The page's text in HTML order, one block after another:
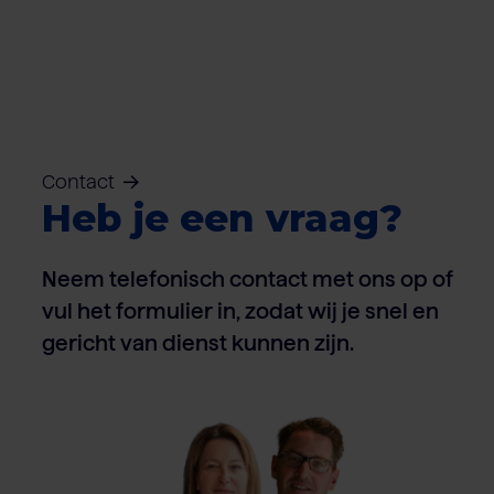
Contact
Heb je een vraag?
Neem telefonisch contact met ons op of
vul het formulier in, zodat wij je snel en
gericht van dienst kunnen zijn.